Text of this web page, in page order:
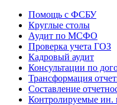
Помощь с ФСБУ
Круглые столы
Аудит по МСФО
Проверка учета ГОЗ
Кадровый аудит
Консультации по
Трансформация
Составление
Контролируемые ин.